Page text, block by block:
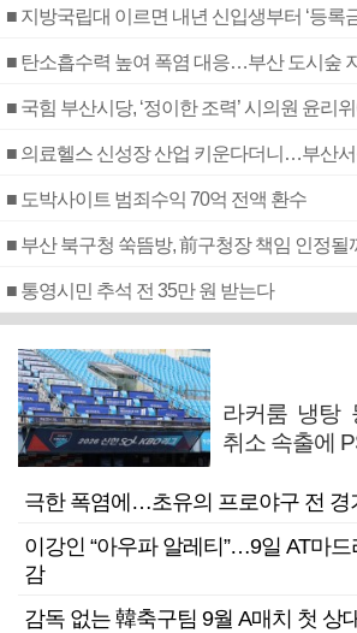
■ 지방국립대 이르면 내년 신입생부터 ‘등록
■ 탄소흡수력 높여 폭염 대응…부산 도시숲
■ 의료헬스 신성장 산업 키운다더니…부산
■ 도박사이트 범죄수익 70억 전액 환수
■ 부산 북구청 쑥뜸방, 前구청장 책임 인정될
■ 통영시민 추석 전 35만 원 받는다
라커룸 냉탕
취소 속출에
극한 폭염에…초유의 프로야구 전 경
이강인 “아우파 알레티”…9일 AT마
감
감독 없는 韓축구팀 9월 A매치 첫 상